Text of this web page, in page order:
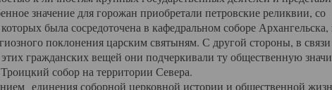
значение для горожан приобретали петровские реликвии, со
была сосредоточена в кафедральном соборе Архангельска,
поклонения царским святыням. С другой стороны, в
гражданских вещей они подчеркивали ту общественную
собор на территории Севера.
единения соборной церковной истории и общественной